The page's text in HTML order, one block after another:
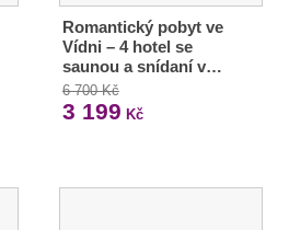
Romantický pobyt ve
Vídni – 4 hotel se
saunou a snídaní v…
6 700 Kč
3 199 Kč